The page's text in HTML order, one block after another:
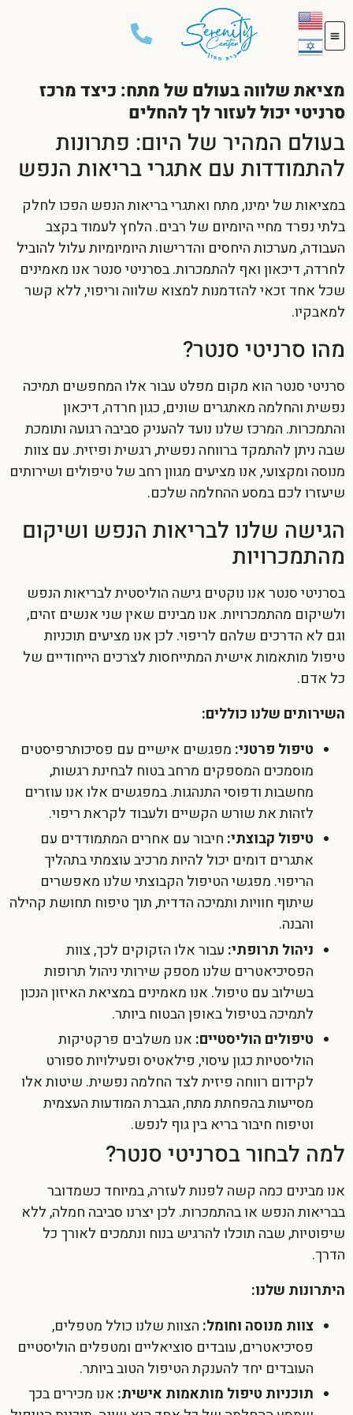
מציאת שלווה בעולם של מתח: כיצד מרכז
סרניטי יכול לעזור לך להחלים
בעולם המהיר של היום: פתרונות
להתמודדות עם אתגרי בריאות הנפש
במציאות של ימינו, מתח ואתגרי בריאות הנפש הפכו לחלק
בלתי נפרד מחיי היומיום של רבים. הלחץ לעמוד בקצב
העבודה, מערכות היחסים והדרישות היומיומיות עלול להוביל
לחרדה, דיכאון ואף להתמכרות. בסרניטי סנטר אנו מאמינים
שכל אחד זכאי להזדמנות למצוא שלווה וריפוי, ללא קשר
למאבקיו.
מהו סרניטי סנטר?
סרניטי סנטר הוא מקום מפלט עבור אלו המחפשים תמיכה
נפשית והחלמה מאתגרים שונים, כגון חרדה, דיכאון
והתמכרות. המרכז שלנו נועד להעניק סביבה רגועה ותומכת
שבה ניתן להתמקד ברווחה נפשית, רגשית ופיזית. עם צוות
מנוסה ומקצועי, אנו מציעים מגוון רחב של טיפולים ושירותים
שיעזרו לכם במסע ההחלמה שלכם.
הגישה שלנו לבריאות הנפש ושיקום
מהתמכרויות
בסרניטי סנטר אנו נוקטים גישה הוליסטית לבריאות הנפש
ולשיקום מהתמכרויות. אנו מבינים שאין שני אנשים זהים,
וגם לא הדרכים שלהם לריפוי. לכן אנו מציעים תוכניות
טיפול מותאמות אישית המתייחסות לצרכים הייחודיים של
כל אדם.
השירותים שלנו כוללים:
טיפול פרטני: מפגשים אישיים עם פסיכותרפיסטים
מוסמכים המספקים מרחב בטוח לבחינת רגשות,
מחשבות ודפוסי התנהגות. במפגשים אלו אנו עוזרים
לזהות את שורש הקשיים ולעבוד לקראת ריפוי.
טיפול קבוצתי: חיבור עם אחרים המתמודדים עם
אתגרים דומים יכול להיות מרכיב עוצמתי בתהליך
הריפוי. מפגשי הטיפול הקבוצתי שלנו מאפשרים
שיתוף חוויות ותמיכה הדדית, תוך טיפוח תחושת קהילה
והבנה.
ניהול תרופתי: עבור אלו הזקוקים לכך, צוות
הפסיכיאטרים שלנו מספק שירותי ניהול תרופות
בשילוב עם טיפול. אנו מאמינים במציאת האיזון הנכון
לתמיכה בטיפול באופן הבטוח ביותר.
טיפולים הוליסטיים: אנו משלבים פרקטיקות
הוליסטיות כגון עיסוי, פילאטיס ופעילויות ספורט
לקידום רווחה פיזית לצד החלמה נפשית. שיטות אלו
מסייעות בהפחתת מתח, הגברת המודעות העצמית
וטיפוח חיבור בריא בין גוף לנפש.
למה לבחור בסרניטי סנטר?
אנו מבינים כמה קשה לפנות לעזרה, במיוחד כשמדובר
בבריאות הנפש או בהתמכרות. לכן יצרנו סביבה חמלה, ללא
שיפוטיות, שבה תוכלו להרגיש בנוח ונתמכים לאורך כל
הדרך.
היתרונות שלנו:
צוות מנוסה וחומל: הצוות שלנו כולל מטפלים,
פסיכיאטרים, עובדים סוציאליים ומטפלים הוליסטיים
העובדים יחד להענקת הטיפול הטוב ביותר.
תוכניות טיפול מותאמות אישית: אנו מכירים בכך